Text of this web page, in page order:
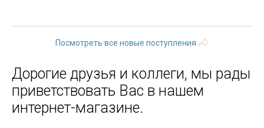
Посмотреть все новые поступления
Дорогие друзья и коллеги, мы рады
приветствовать Вас в нашем
интернет-магазине.